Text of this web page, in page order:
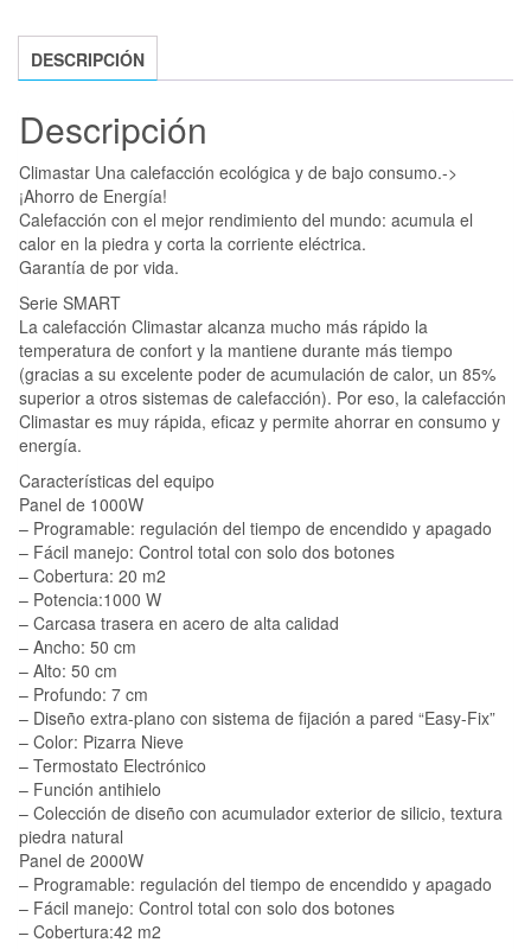
DESCRIPCIÓN
Descripción
Climastar Una calefacción ecológica y de bajo consumo.->
¡Ahorro de Energía!
Calefacción con el mejor rendimiento del mundo: acumula el
calor en la piedra y corta la corriente eléctrica.
Garantía de por vida.
Serie SMART
La calefacción Climastar alcanza mucho más rápido la
temperatura de confort y la mantiene durante más tiempo
(gracias a su excelente poder de acumulación de calor, un 85%
superior a otros sistemas de calefacción). Por eso, la calefacción
Climastar es muy rápida, eficaz y permite ahorrar en consumo y
energía.
Características del equipo
Panel de 1000W
– Programable: regulación del tiempo de encendido y apagado
– Fácil manejo: Control total con solo dos botones
– Cobertura: 20 m2
– Potencia:1000 W
– Carcasa trasera en acero de alta calidad
– Ancho: 50 cm
– Alto: 50 cm
– Profundo: 7 cm
– Diseño extra-plano con sistema de fijación a pared “Easy-Fix”
– Color: Pizarra Nieve
– Termostato Electrónico
– Función antihielo
– Colección de diseño con acumulador exterior de silicio, textura
piedra natural
Panel de 2000W
– Programable: regulación del tiempo de encendido y apagado
– Fácil manejo: Control total con solo dos botones
– Cobertura:42 m2